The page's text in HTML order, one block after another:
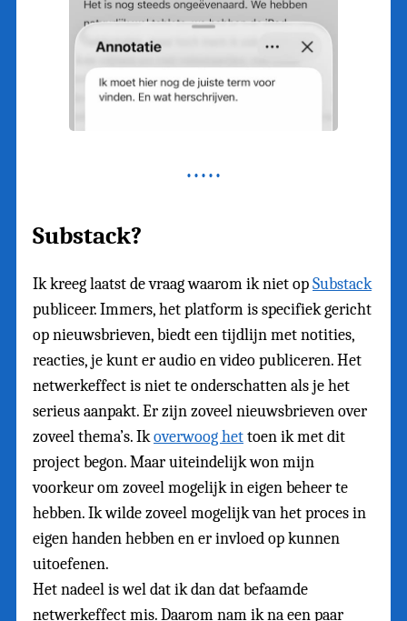
Substack?
Ik kreeg laatst de vraag waarom ik niet opSubstack
publiceer. Immers, het platform is specifiek gericht
op nieuwsbrieven, biedt een tijdlijn met notities,
reacties, je kunt er audio en video publiceren. Het
netwerkeffect is niet te onderschatten als je het
serieus aanpakt. Er zijn zoveel nieuwsbrieven over
zoveel thema’s. Ikoverwoog hettoen ik met dit
project begon. Maar uiteindelijk won mijn
voorkeur om zoveel mogelijk in eigen beheer te
hebben. Ik wilde zoveel mogelijk van het proces in
eigen handen hebben en er invloed op kunnen
uitoefenen.
Het nadeel is wel dat ik dan dat befaamde
netwerkeffect mis. Daarom nam ik na een paar